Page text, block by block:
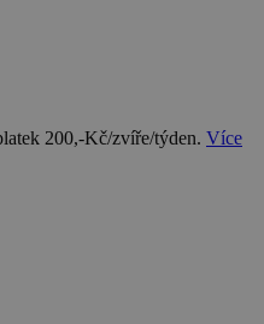
200,-Kč/zvíře/týden. Více